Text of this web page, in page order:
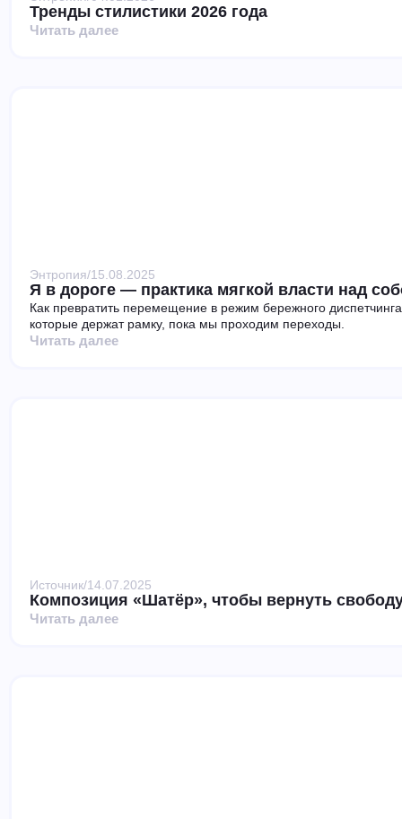
Тренды стилистики 2026 года
Читать далее
Энтропия/15.08.2025
Я в дороге — практика мягкой власти над
Как превратить перемещение в режим бережного
которые держат рамку, пока мы проходим переходы.
Читать далее
Источник/14.07.2025
Композиция «Шатёр», чтобы вернуть
Читать далее